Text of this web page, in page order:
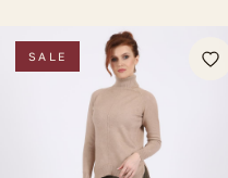
SALE